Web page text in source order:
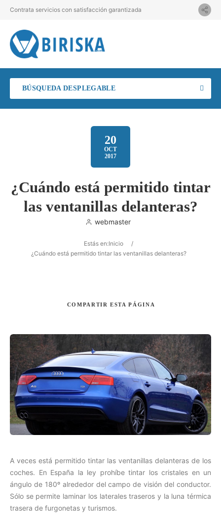
Contrata servicios con satisfacción garantizada
BÚSQUEDA DESPLEGABLE
20
OCT
2017
¿Cuándo está permitido tintar
las ventanillas delanteras?
webmaster
Estás en:Inicio
/
¿Cuándo está permitido tintar las ventanillas delanteras?
COMPARTIR ESTA PÁGINA
A veces está permitido tintar las ventanillas delanteras de los
coches. En España la ley prohíbe tintar los cristales en un
ángulo de 180º alrededor del campo de visión del conductor.
Sólo se permite laminar los laterales traseros y la luna térmica
trasera de furgonetas y turismos.